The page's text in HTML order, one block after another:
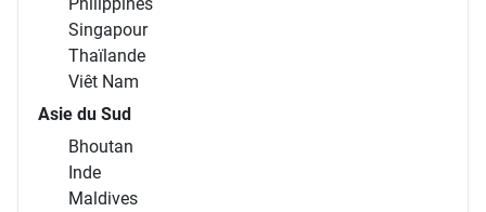
Singapour
Thaïlande
Viêt Nam
Asie du Sud
Bhoutan
Inde
Maldives